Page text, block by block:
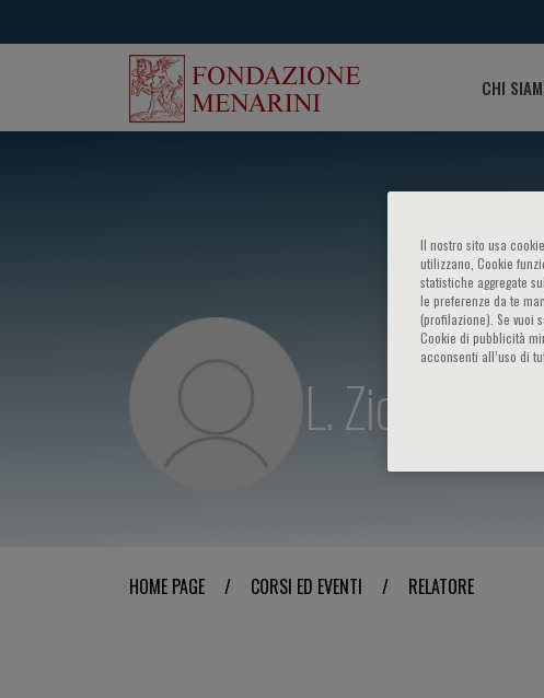
CHI
L. Zichichi
HOME PAGE / CORSI ED EVENTI / RELATORE
Il nostro sito usa
utilizzano, Cookie
statistiche aggregate
le preferenze da te
(profilazione). Se vuoi
Cookie di pubblicità
acconsenti all’uso di